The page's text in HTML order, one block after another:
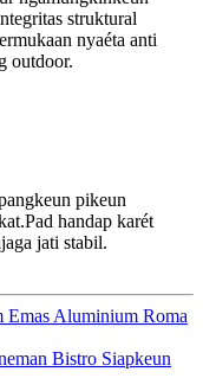
struktural
nyaéta anti
outdoor.
pikeun
handap karét
jati stabil.
Aluminium Roma
Bistro Siapkeun